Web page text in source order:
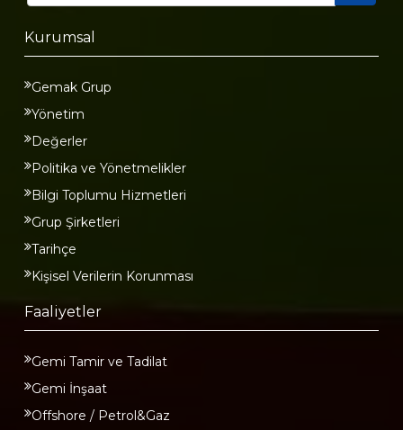
Kurumsal
Gemak Grup
Yönetim
Değerler
Politika ve Yönetmelikler
Bilgi Toplumu Hizmetleri
Grup Şirketleri
Tarihçe
Kişisel Verilerin Korunması
Faaliyetler
Gemi Tamir ve Tadilat
Gemi İnşaat
Offshore / Petrol&Gaz